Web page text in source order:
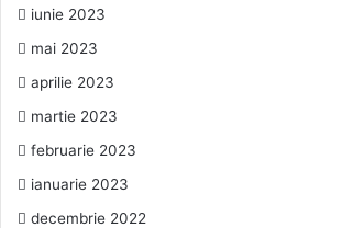
iunie 2023
mai 2023
aprilie 2023
martie 2023
februarie 2023
ianuarie 2023
decembrie 2022